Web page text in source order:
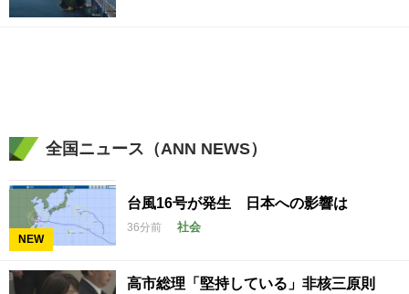
全国ニュース（ANN NEWS）
NEW
台風16号が発生 日本への影響は
36分前 社会
高市総理「堅持している」非核三原則